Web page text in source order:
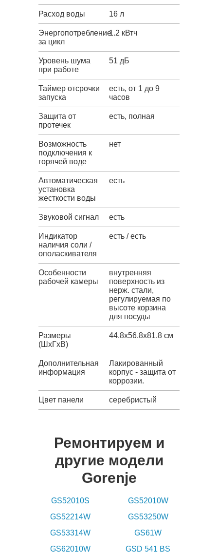
Расход воды 16 л
Энергопотребление
за цикл
1.2 кВтч
Уровень шума
при работе
51 дБ
Таймер отсрочки
запуска
есть, от 1 до 9
часов
Защита от
протечек
есть, полная
Возможность
подключения к
горячей воде
нет
Автоматическая
установка
жесткости воды
есть
Звуковой сигнал есть
Индикатор
наличия соли /
ополаскивателя
есть / есть
Особенности
рабочей камеры
внутренняя
поверхность из
нерж. стали,
регулируемая по
высоте корзина
для посуды
Размеры
(ШхГхВ)
44.8x56.8x81.8 см
Дополнительная
информация
Лакированный
корпус - защита от
коррозии.
Цвет панели серебристый
Ремонтируем и
другие модели
Gorenje
GS52010S
GS52010W
GS52214W
GS53250W
GS53314W
GS61W
GS62010W
GSD 541 BS